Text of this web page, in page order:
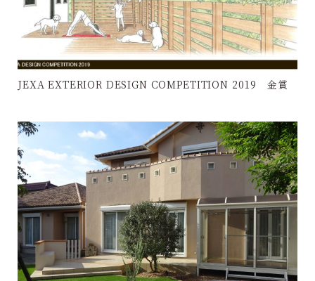
JEXA EXTERIOR DESIGN COMPETITION 2019 金賞